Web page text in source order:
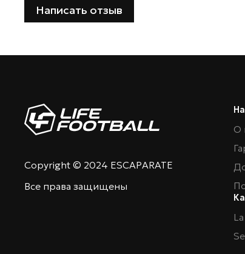
Написать отзыв
Copyright © 2024 ESCAPARATE
Все права защищены
О